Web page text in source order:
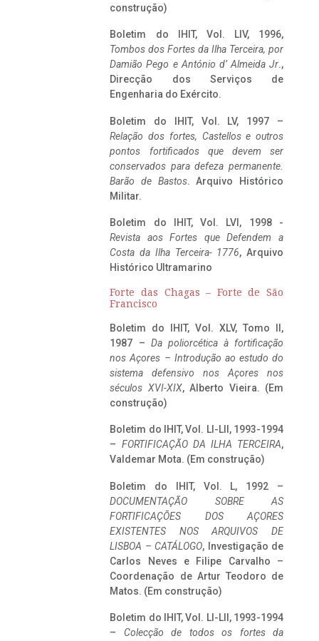
construção)
Boletim do IHIT, Vol. LIV, 1996,
Tombos dos Fortes da Ilha Terceira, por
Damião Pego e António d’ Almeida Jr.,
Direcção dos Serviços de
Engenharia do Exército.
Boletim do IHIT, Vol. LV, 1997 –
Relação dos fortes, Castellos e outros
pontos fortificados que devem ser
conservados para defeza permanente.
Barão de Bastos. Arquivo Histórico
Militar.
Boletim do IHIT, Vol. LVI, 1998 -
Revista aos Fortes que Defendem a
Costa da Ilha Terceira- 1776, Arquivo
Histórico Ultramarino
Forte das Chagas – Forte de São
Francisco
Boletim do IHIT, Vol. XLV, Tomo II,
1987 – Da poliorcética à fortificação
nos Açores – Introdução ao estudo do
sistema defensivo nos Açores nos
séculos XVI-XIX, Alberto Vieira. (Em
construção)
Boletim do IHIT, Vol. LI-LII, 1993-1994
– FORTIFICAÇÃO DA ILHA TERCEIRA,
Valdemar Mota. (Em construção)
Boletim do IHIT, Vol. L, 1992 –
DOCUMENTAÇÃO SOBRE AS
FORTIFICAÇÕES DOS AÇORES
EXISTENTES NOS ARQUIVOS DE
LISBOA – CATÁLOGO, Investigação de
Carlos Neves e Filipe Carvalho –
Coordenação de Artur Teodoro de
Matos. (Em construção)
Boletim do IHIT, Vol. LI-LII, 1993-1994
– Colecção de todos os fortes da